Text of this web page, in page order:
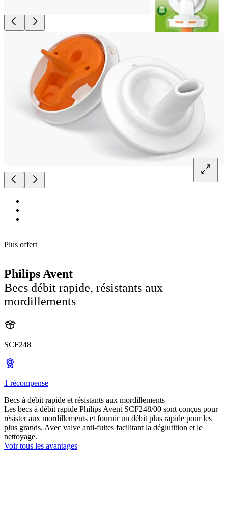
Plus offert
Philips Avent
Becs débit rapide, résistants aux
mordillements
SCF248
1 récompense
Becs à débit rapide et résistants aux mordillements
Les becs à débit rapide Philips Avent SCF248/00 sont conçus pour
résister aux mordillements et fournir un débit plus rapide pour les
plus grands. Avec valve anti-fuites facilitant la déglutition et le
nettoyage.
Voir tous les avantages